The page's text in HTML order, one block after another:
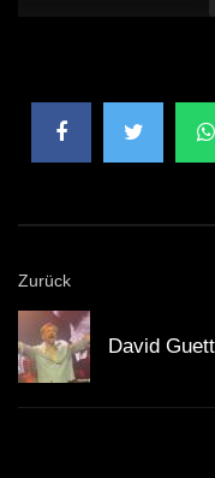
Zurück
David